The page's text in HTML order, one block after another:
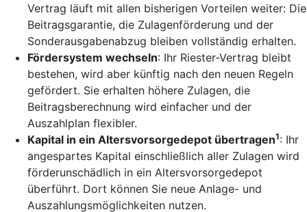
Vertrag läuft mit allen bisherigen Vorteilen weiter: Die
Beitragsgarantie, die Zulagenförderung und der
Sonderausgabenabzug bleiben vollständig erhalten.
Fördersystem wechseln: Ihr Riester-Vertrag bleibt
bestehen, wird aber künftig nach den neuen Regeln
gefördert. Sie erhalten höhere Zulagen, die
Beitragsberechnung wird einfacher und der
Auszahlplan flexibler.
Kapital in ein Altersvorsorgedepot übertragen1: Ihr
angespartes Kapital einschließlich aller Zulagen wird
förderunschädlich in ein Altersvorsorgedepot
überführt. Dort können Sie neue Anlage- und
Auszahlungsmöglichkeiten nutzen.